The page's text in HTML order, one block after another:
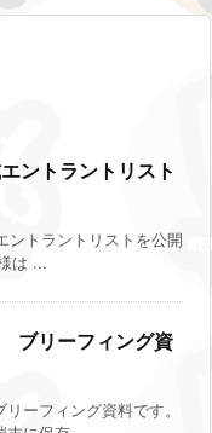
ントラントリスト
ントラントリストを公開
は ...
ブリーフィング資
ーフィング資料です。